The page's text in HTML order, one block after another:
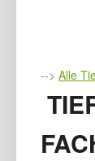
--> Alle